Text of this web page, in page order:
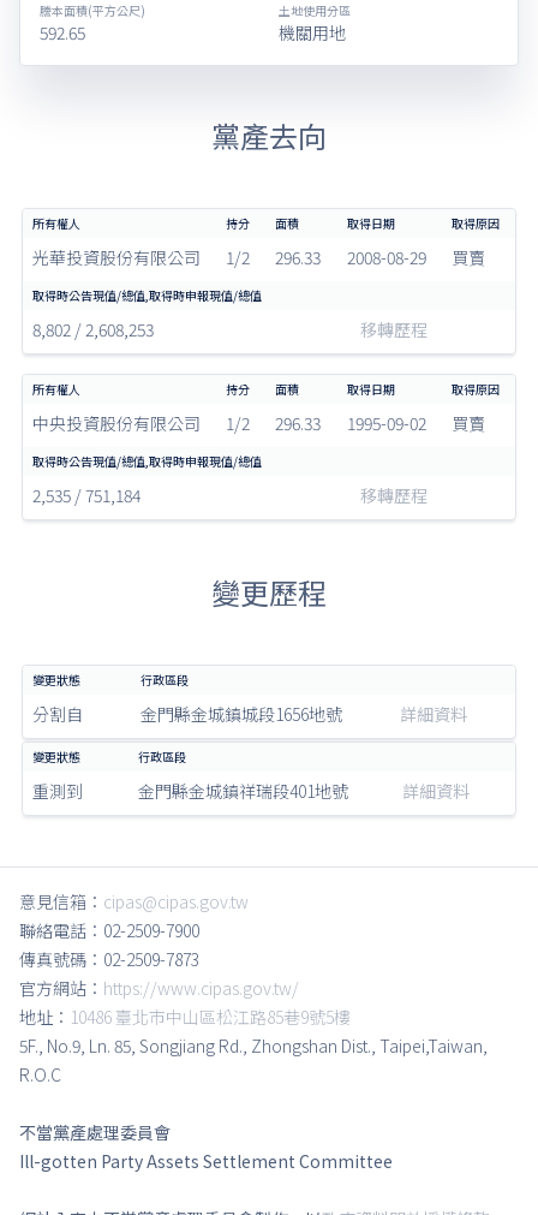
謄本面積(平方公尺)
592.65
土地使用分區
機關用地
黨產去向
光華投資股份有限公司 1/2 296.33 2008-08-29 買賣
8,802 / 2,608,253 移轉歷程
中央投資股份有限公司 1/2 296.33 1995-09-02 買賣
2,535 / 751,184 移轉歷程
變更歷程
分割自 金門縣金城鎮城段1656地號 詳細資料
重測到 金門縣金城鎮祥瑞段401地號 詳細資料
意見信箱： cipas@cipas.gov.tw
聯絡電話：02-2509-7900
傳真號碼：02-2509-7873
官方網站： https://www.cipas.gov.tw/
地址： 10486 臺北市中山區松江路85巷9號5樓
5F., No.9, Ln. 85, Songjiang Rd., Zhongshan Dist., Taipei,Taiwan,
R.O.C
不當黨產處理委員會
Ill-gotten Party Assets Settlement Committee